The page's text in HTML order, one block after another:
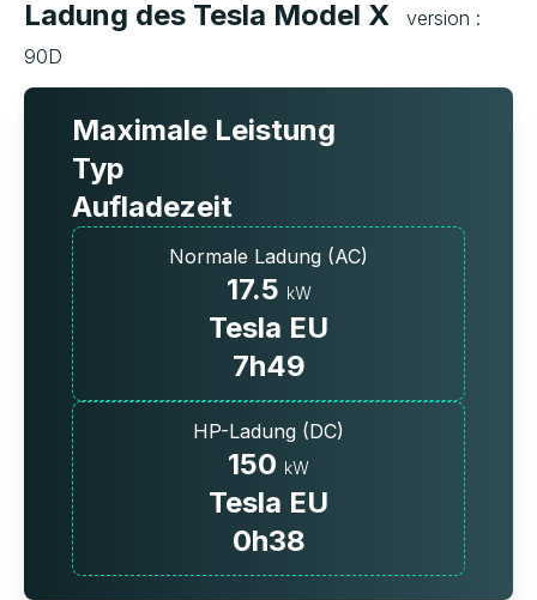
Ladung des Tesla Model X
version :
90D
Maximale Leistung
Typ
Aufladezeit
Normale Ladung (AC)
17.5 kW
Tesla EU
7h49
HP-Ladung (DC)
150 kW
Tesla EU
0h38